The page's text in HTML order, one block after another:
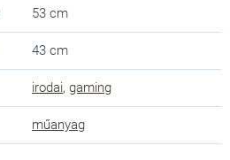
53 cm
43 cm
irodai, gaming
műanyag